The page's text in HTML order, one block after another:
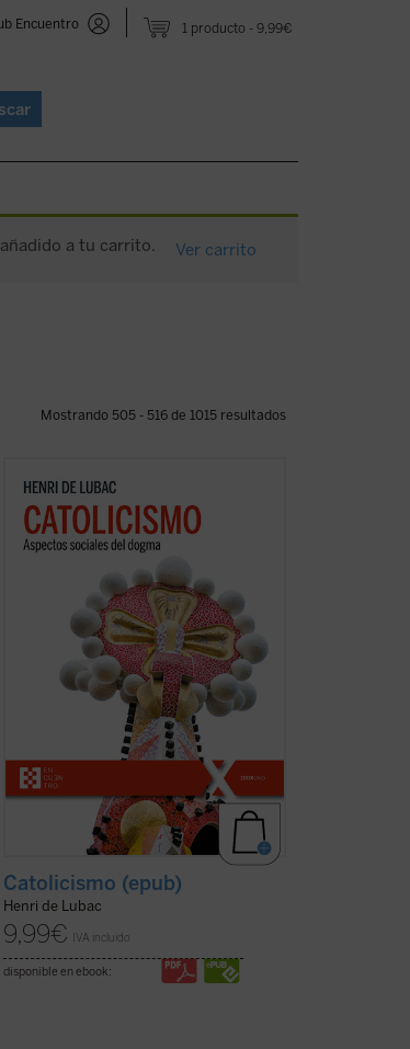
1 producto 9,99€
Encuentro
a tu carrito. Ver carrito
Mostrando 505 - 516 de 1015 resultados
En este gran clásico, de carácter
programático, del padre De Lubac se
perfilan los dos rasgos esenciales de la
realidadcatólica. Por un lado, la
universal como acontecimiento salvífico
(ver ficha)
Catolicismo (epub)
Henri de Lubac
9,99€ IVA incluido
disponible en ebook: